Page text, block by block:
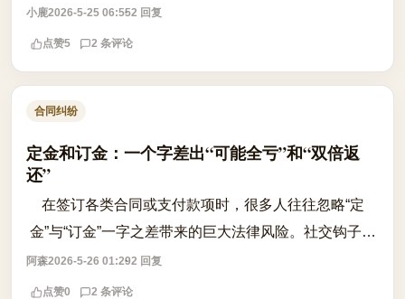
流程。然而一旦发生纠纷，当事人往往只剩下一纸PDF
合同和聊天记录截图，此时法院是否认可...
小鹿2026-5-25 06:552 回复
点赞5 2 条评论
合同纠纷
定金和订金：一个字差出“可能全亏”和“双倍返
还”
在签订各类合同或支付款项时，很多人往往忽略“定
金”与“订金”一字之差带来的巨大法律风险。社交钩子在
于，许多人交钱时天真地以为这笔钱随时可以退回，反
悔时才发现收据上赫然写着“定金”。...
阿森2026-5-26 01:292 回复
点赞0 2 条评论